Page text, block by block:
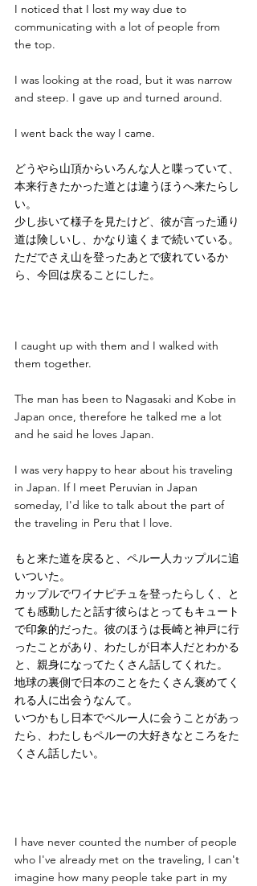
I noticed that I lost my way due to
communicating with a lot of people from
the top.
I was looking at the road, but it was narrow
and steep. I gave up and turned around.
I went back the way I came.
どうやら山頂からいろんな人と喋っていて、
本来行きたかった道とは違うほうへ来たらし
い。
少し歩いて様子を見たけど、彼が言った通り
道は険しいし、かなり遠くまで続いている。
ただでさえ山を登ったあとで疲れているか
ら、今回は戻ることにした。
I caught up with them and I walked with
them together.
The man has been to Nagasaki and Kobe in
Japan once, therefore he talked me a lot
and he said he loves Japan.
I was very happy to hear about his traveling
in Japan. If I meet Peruvian in Japan
someday, I'd like to talk about the part of
the traveling in Peru that I love.
もと来た道を戻ると、ペルー人カップルに追
いついた。
カップルでワイナピチュを登ったらしく、と
ても感動したと話す彼らはとってもキュート
で印象的だった。彼のほうは長崎と神戸に行
ったことがあり、わたしが日本人だとわかる
と、親身になってたくさん話してくれた。
地球の裏側で日本のことをたくさん褒めてく
れる人に出会うなんて。
いつかもし日本でペルー人に会うことがあっ
たら、わたしもペルーの大好きなところをた
くさん話したい。
I have never counted the number of people
who I've already met on the traveling, I can't
imagine how many people take part in my